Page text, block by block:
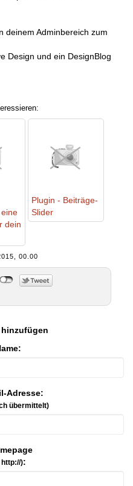
deinem Adminbereich zum
Design und ein DesignBlog
dein
Plugin - Beiträge-
Slider
00.00
hinzufügen
Adresse:
übermittelt)
):